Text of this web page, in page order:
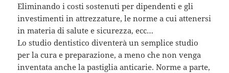
Eliminando i costi sostenuti per dipendenti e gli
investimenti in attrezzature, le norme a cui attenersi
in materia di salute e sicurezza, ecc…
Lo studio dentistico diventerà un semplice studio
per la cura e preparazione, a meno che non venga
inventata anche la pastiglia anticarie. Norme a parte,